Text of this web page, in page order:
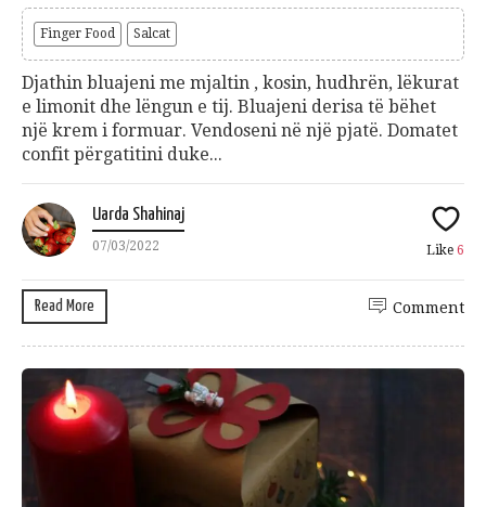
Finger Food Salcat
Djathin bluajeni me mjaltin , kosin, hudhrën, lëkurat
e limonit dhe lëngun e tij. Bluajeni derisa të bëhet
një krem i formuar. Vendoseni në një pjatë. Domatet
confit përgatitini duke...
Uarda Shahinaj
07/03/2022 Like 6
Read More Comment